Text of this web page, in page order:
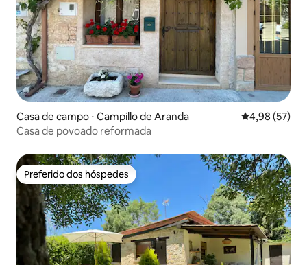
Casa de campo ⋅ Campillo de Aranda 4,98 de uma
4,98 (57)
Casa de povoado reformada
Preferido dos hóspedes
Preferido dos hóspedes